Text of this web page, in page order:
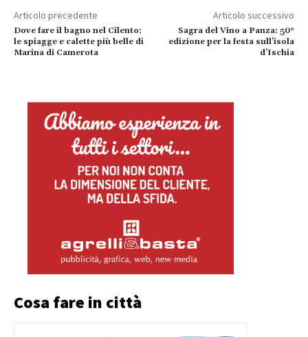
Articolo precedente
Dove fare il bagno nel Cilento:
le spiagge e calette più belle di
Marina di Camerota
Articolo successivo
Sagra del Vino a Panza: 50°
edizione per la festa sull’isola
d’Ischia
Cosa fare in città